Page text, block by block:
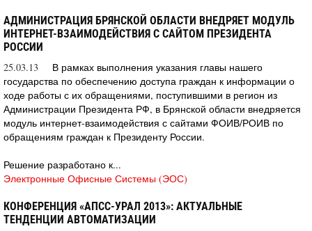
АДМИНИСТРАЦИЯ БРЯНСКОЙ ОБЛАСТИ ВНЕДРЯЕТ МОДУЛЬ
ИНТЕРНЕТ-ВЗАИМОДЕЙСТВИЯ С САЙТОМ ПРЕЗИДЕНТА
РОССИИ
25.03.13
В рамках выполнения указания главы нашего
государства по обеспечению доступа граждан к информации о
ходе работы с их обращениями, поступившими в регион из
Администрации Президента РФ, в Брянской области внедряется
модуль интернет-взаимодействия с сайтами ФОИВ/РОИВ по
обращениям граждан к Президенту России.
Решение разработано к...
Электронные Офисные Системы (ЭОС)
КОНФЕРЕНЦИЯ «АПСС-УРАЛ 2013»: АКТУАЛЬНЫЕ
ТЕНДЕНЦИИ АВТОМАТИЗАЦИИ